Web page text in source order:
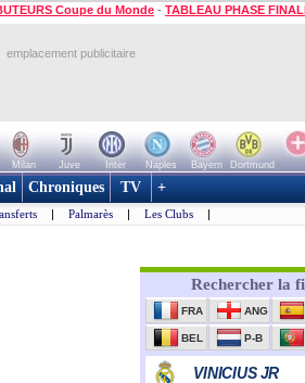
Coupe du Monde - TABLEAU PHASE
emplacement publicitaire
Milan Juve Inter Naples Bayern
Dortmund
Chroniques TV +
| Palmarès | Les Clubs |